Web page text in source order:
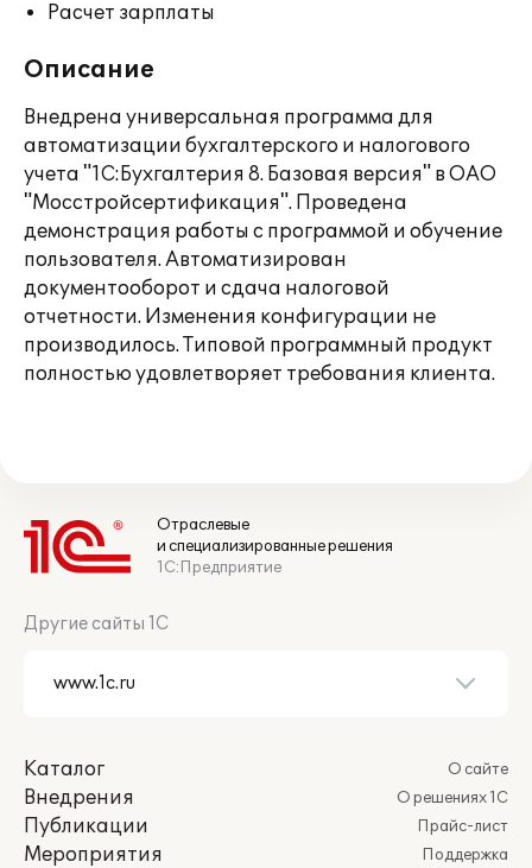
Расчет зарплаты
Описание
Внедрена универсальная программа для
автоматизации бухгалтерского и налогового
учета "1С:Бухгалтерия 8. Базовая версия" в ОАО
"Мосстройсертификация". Проведена
демонстрация работы с программой и обучение
пользователя. Автоматизирован
документооборот и сдача налоговой
отчетности. Изменения конфигурации не
производилось. Типовой программный продукт
полностью удовлетворяет требования клиента.
Отраслевые
и специализированные решения
1С:Предприятие
Другие сайты 1С
Каталог
Внедрения
Публикации
Мероприятия
О сайте
О решениях 1С
Прайс-лист
Поддержка